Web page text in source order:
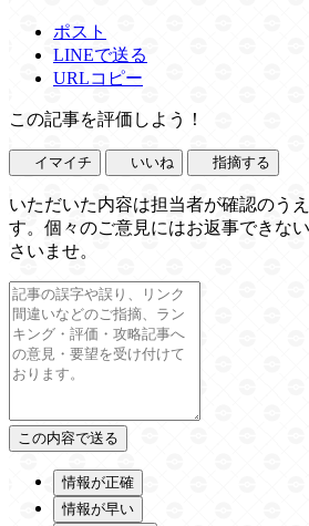
ポスト
LINEで送る
URLコピー
この記事を評価しよう！
イマイチ いいね 指摘する
いただいた内容は担当者が確認のう
す。個々のご意見にはお返事できな
さいませ。
情報が正確
情報が早い